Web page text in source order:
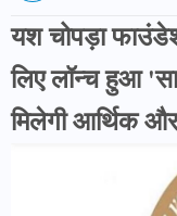
यश चोपड़ा
लिए लॉन्च हुआ
मिलेगी आर्थिक